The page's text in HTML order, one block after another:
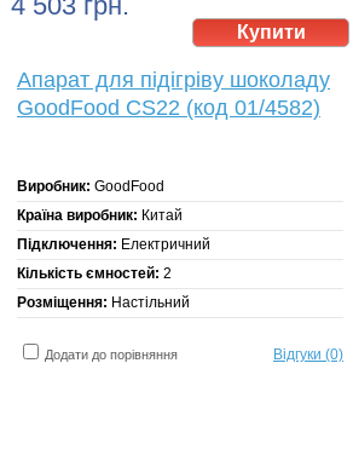
Апарат для підігріву шоколаду
GoodFood СS22 (код 01/4582)
Виробник: GoodFood
Країна виробник: Китай
Підключення: Електричний
Кількість ємностей: 2
Розміщення: Настільний
Додати до порівняння Відгуки (0)